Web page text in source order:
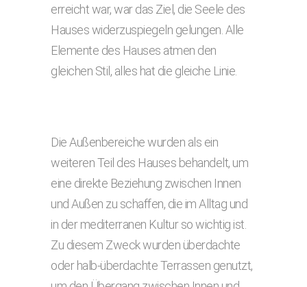
erreicht war, war das Ziel, die Seele des
Hauses widerzuspiegeln gelungen. Alle
Elemente des Hauses atmen den
gleichen Stil, alles hat die gleiche Linie.
Die Außenbereiche wurden als ein
weiteren Teil des Hauses behandelt, um
eine direkte Beziehung zwischen Innen
und Außen zu schaffen, die im Alltag und
in der mediterranen Kultur so wichtig ist.
Zu diesem Zweck wurden überdachte
oder halb-überdachte Terrassen genutzt,